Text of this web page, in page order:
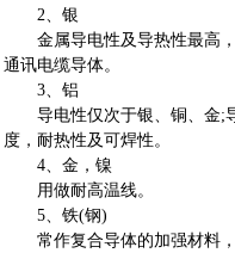
2、银
金属导电性及导热性最高，
通讯电缆导体。
3、铝
导电性仅次于银、铜、金;导
度，耐热性及可焊性。
4、金，镍
用做耐高温线。
5、铁(钢)
常作复合导体的加强材料，